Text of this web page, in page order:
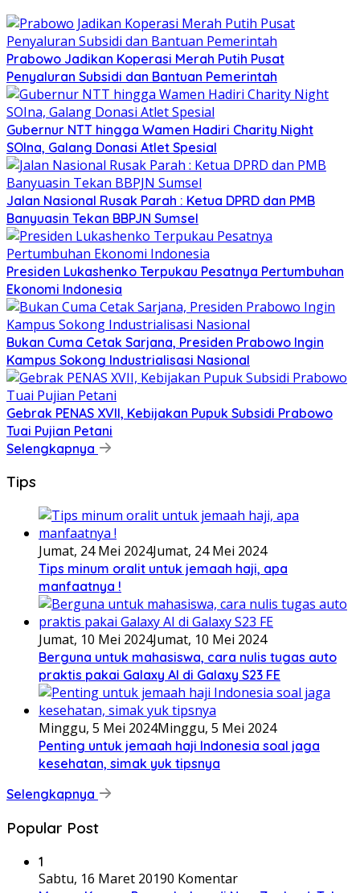
Prabowo Jadikan Koperasi Merah Putih Pusat
Penyaluran Subsidi dan Bantuan Pemerintah
Gubernur NTT hingga Wamen Hadiri Charity Night
SOIna, Galang Donasi Atlet Spesial
Jalan Nasional Rusak Parah : Ketua DPRD dan PMB
Banyuasin Tekan BBPJN Sumsel
Presiden Lukashenko Terpukau Pesatnya Pertumbuhan
Ekonomi Indonesia
Bukan Cuma Cetak Sarjana, Presiden Prabowo Ingin
Kampus Sokong Industrialisasi Nasional
Gebrak PENAS XVII, Kebijakan Pupuk Subsidi Prabowo
Tuai Pujian Petani
Selengkapnya
Tips
Jumat, 24 Mei 2024Jumat, 24 Mei 2024
Tips minum oralit untuk jemaah haji, apa
manfaatnya !
Jumat, 10 Mei 2024Jumat, 10 Mei 2024
Berguna untuk mahasiswa, cara nulis tugas auto
praktis pakai Galaxy AI di Galaxy S23 FE
Minggu, 5 Mei 2024Minggu, 5 Mei 2024
Penting untuk jemaah haji Indonesia soal jaga
kesehatan, simak yuk tipsnya
Selengkapnya
Popular Post
1
Sabtu, 16 Maret 20190 Komentar